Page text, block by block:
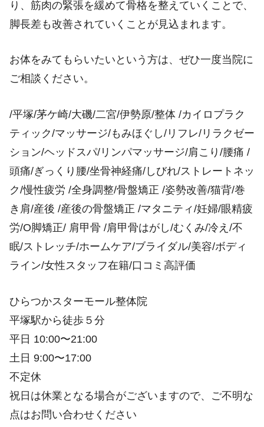
り、筋肉の緊張を緩めて骨格を整えていくことで、
脚長差も改善されていくことが見込まれます。
お体をみてもらいたいという方は、ぜひ一度当院に
ご相談ください。
/平塚/茅ケ崎/大磯/二宮/伊勢原/整体 /カイロプラク
ティック/マッサージ/もみほぐし/リフレ/リラクゼー
ション/ヘッドスパ/リンパマッサージ/肩こり/腰痛 /
頭痛/ぎっくり腰/坐骨神経痛/しびれ/ストレートネッ
ク/慢性疲労 /全身調整/骨盤矯正 /姿勢改善/猫背/巻
き肩/産後 /産後の骨盤矯正 /マタニティ/妊婦/眼精疲
労/O脚矯正/ 肩甲骨 /肩甲骨はがし/むくみ/冷え/不
眠/ストレッチ/ホームケア/ブライダル/美容/ボディ
ライン/女性スタッフ在籍/口コミ高評価
ひらつかスターモール整体院
平塚駅から徒歩５分
平日 10:00〜21:00
土日 9:00〜17:00
不定休
祝日は休業となる場合がございますので、ご不明な
点はお問い合わせください